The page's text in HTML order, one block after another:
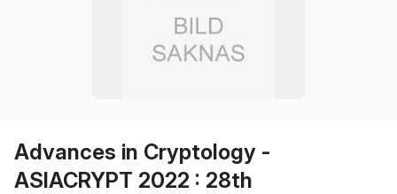
Advances in Cryptology -
ASIACRYPT 2022 : 28th